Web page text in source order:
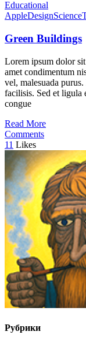
Educational
AppleDesignScience
Green Buildings
Lorem ipsum dolor
amet condimentum
vel, malesuada
facilisis. Sed et ligula
congue
Read More
Comments
11 Likes
Рубрики